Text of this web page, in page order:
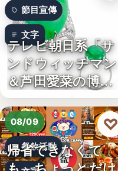
節目宣傳
文字
テレビ朝日系「サ
ンドウィッチマン
＆芦田愛菜の博士
ちゃん」…
08/09
餐飲活動
帰省できなくて
♡